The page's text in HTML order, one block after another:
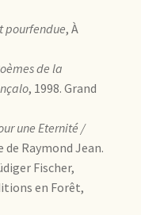
pourfendue, À
de la
, 1998. Grand
une Eternité /
de Raymond Jean.
Fischer,
en Forêt,